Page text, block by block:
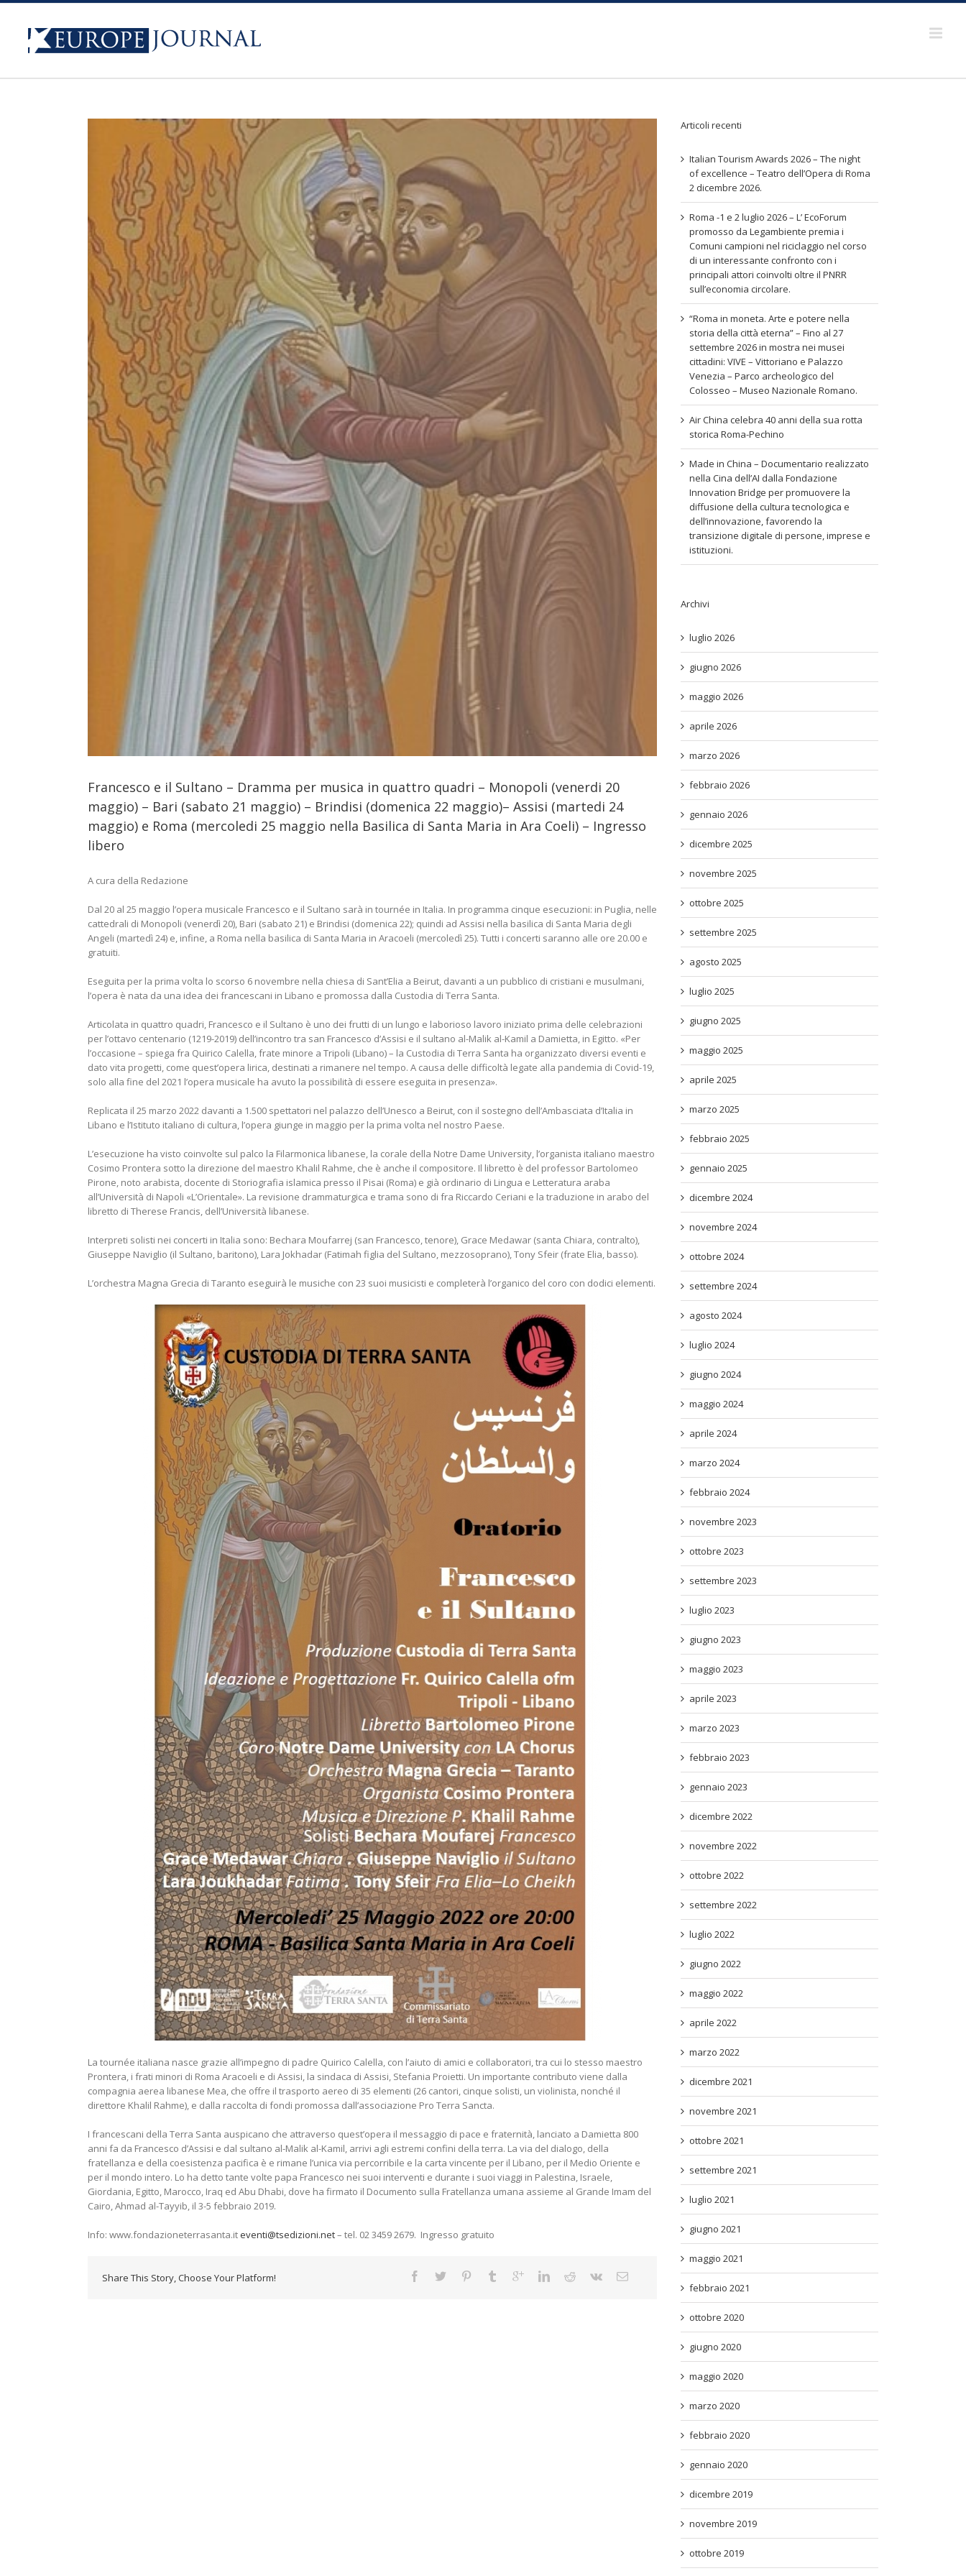
Francesco e il Sultano – Dramma per musica in quattro quadri – Monopoli (venerdi 20
maggio) – Bari (sabato 21 maggio) – Brindisi (domenica 22 maggio)– Assisi (martedi 24
maggio) e Roma (mercoledi 25 maggio nella Basilica di Santa Maria in Ara Coeli) – Ingresso
libero
A cura della Redazione
Dal 20 al 25 maggio l’opera musicale Francesco e il Sultano sarà in tournée in Italia. In programma cinque esecuzioni: in Puglia, nelle
cattedrali di Monopoli (venerdì 20), Bari (sabato 21) e Brindisi (domenica 22); quindi ad Assisi nella basilica di Santa Maria degli
Angeli (martedì 24) e, infine, a Roma nella basilica di Santa Maria in Aracoeli (mercoledì 25). Tutti i concerti saranno alle ore 20.00 e
gratuiti.
Eseguita per la prima volta lo scorso 6 novembre nella chiesa di Sant’Elia a Beirut, davanti a un pubblico di cristiani e musulmani,
l’opera è nata da una idea dei francescani in Libano e promossa dalla Custodia di Terra Santa.
Articolata in quattro quadri, Francesco e il Sultano è uno dei frutti di un lungo e laborioso lavoro iniziato prima delle celebrazioni
per l’ottavo centenario (1219-2019) dell’incontro tra san Francesco d’Assisi e il sultano al-Malik al-Kamil a Damietta, in Egitto. «Per
l’occasione – spiega fra Quirico Calella, frate minore a Tripoli (Libano) – la Custodia di Terra Santa ha organizzato diversi eventi e
dato vita progetti, come quest’opera lirica, destinati a rimanere nel tempo. A causa delle difficoltà legate alla pandemia di Covid-19,
solo alla fine del 2021 l’opera musicale ha avuto la possibilità di essere eseguita in presenza».
Replicata il 25 marzo 2022 davanti a 1.500 spettatori nel palazzo dell’Unesco a Beirut, con il sostegno dell’Ambasciata d’Italia in
Libano e l’Istituto italiano di cultura, l’opera giunge in maggio per la prima volta nel nostro Paese.
L’esecuzione ha visto coinvolte sul palco la Filarmonica libanese, la corale della Notre Dame University, l’organista italiano maestro
Cosimo Prontera sotto la direzione del maestro Khalil Rahme, che è anche il compositore. Il libretto è del professor Bartolomeo
Pirone, noto arabista, docente di Storiografia islamica presso il Pisai (Roma) e già ordinario di Lingua e Letteratura araba
all’Università di Napoli «L’Orientale». La revisione drammaturgica e trama sono di fra Riccardo Ceriani e la traduzione in arabo del
libretto di Therese Francis, dell’Università libanese.
Interpreti solisti nei concerti in Italia sono: Bechara Moufarrej (san Francesco, tenore), Grace Medawar (santa Chiara, contralto),
Giuseppe Naviglio (il Sultano, baritono), Lara Jokhadar (Fatimah figlia del Sultano, mezzosoprano), Tony Sfeir (frate Elia, basso).
L’orchestra Magna Grecia di Taranto eseguirà le musiche con 23 suoi musicisti e completerà l’organico del coro con dodici elementi.
La tournée italiana nasce grazie all’impegno di padre Quirico Calella, con l’aiuto di amici e collaboratori, tra cui lo stesso maestro
Prontera, i frati minori di Roma Aracoeli e di Assisi, la sindaca di Assisi, Stefania Proietti. Un importante contributo viene dalla
compagnia aerea libanese Mea, che offre il trasporto aereo di 35 elementi (26 cantori, cinque solisti, un violinista, nonché il
direttore Khalil Rahme), e dalla raccolta di fondi promossa dall’associazione Pro Terra Sancta.
I francescani della Terra Santa auspicano che attraverso quest’opera il messaggio di pace e fraternità, lanciato a Damietta 800
anni fa da Francesco d’Assisi e dal sultano al-Malik al-Kamil, arrivi agli estremi confini della terra. La via del dialogo, della
fratellanza e della coesistenza pacifica è e rimane l’unica via percorribile e la carta vincente per il Libano, per il Medio Oriente e
per il mondo intero. Lo ha detto tante volte papa Francesco nei suoi interventi e durante i suoi viaggi in Palestina, Israele,
Giordania, Egitto, Marocco, Iraq ed Abu Dhabi, dove ha firmato il Documento sulla Fratellanza umana assieme al Grande Imam del
Cairo, Ahmad al-Tayyib, il 3-5 febbraio 2019.
Info: www.fondazioneterrasanta.iteventi@tsedizioni.net– tel. 02 3459 2679. Ingresso gratuito
Share This Story, Choose Your Platform!
Articoli recenti
Italian Tourism Awards 2026 – The night
of excellence – Teatro dell’Opera di Roma
2 dicembre 2026.
Roma -1 e 2 luglio 2026 – L’ EcoForum
promosso da Legambiente premia i
Comuni campioni nel riciclaggio nel corso
di un interessante confronto con i
principali attori coinvolti oltre il PNRR
sull’economia circolare.
“Roma in moneta. Arte e potere nella
storia della città eterna” – Fino al 27
settembre 2026 in mostra nei musei
cittadini: VIVE – Vittoriano e Palazzo
Venezia – Parco archeologico del
Colosseo – Museo Nazionale Romano.
Air China celebra 40 anni della sua rotta
storica Roma-Pechino
Made in China – Documentario realizzato
nella Cina dell’AI dalla Fondazione
Innovation Bridge per promuovere la
diffusione della cultura tecnologica e
dell’innovazione, favorendo la
transizione digitale di persone, imprese e
istituzioni.
Archivi
luglio 2026
giugno 2026
maggio 2026
aprile 2026
marzo 2026
febbraio 2026
gennaio 2026
dicembre 2025
novembre 2025
ottobre 2025
settembre 2025
agosto 2025
luglio 2025
giugno 2025
maggio 2025
aprile 2025
marzo 2025
febbraio 2025
gennaio 2025
dicembre 2024
novembre 2024
ottobre 2024
settembre 2024
agosto 2024
luglio 2024
giugno 2024
maggio 2024
aprile 2024
marzo 2024
febbraio 2024
novembre 2023
ottobre 2023
settembre 2023
luglio 2023
giugno 2023
maggio 2023
aprile 2023
marzo 2023
febbraio 2023
gennaio 2023
dicembre 2022
novembre 2022
ottobre 2022
settembre 2022
luglio 2022
giugno 2022
maggio 2022
aprile 2022
marzo 2022
dicembre 2021
novembre 2021
ottobre 2021
settembre 2021
luglio 2021
giugno 2021
maggio 2021
febbraio 2021
ottobre 2020
giugno 2020
maggio 2020
marzo 2020
febbraio 2020
gennaio 2020
dicembre 2019
novembre 2019
ottobre 2019